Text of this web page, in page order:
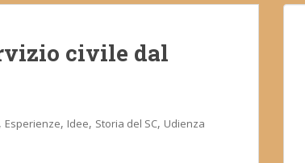
civile dal
, Esperienze, Idee, Storia del SC, Udienza